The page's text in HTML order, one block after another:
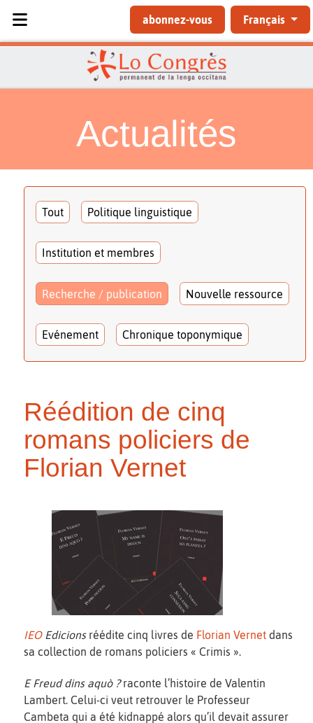
abonnez-vous Français
Actualités
Tout Politique linguistique
Institution et membres
Recherche / publication Nouvelle ressource
Evénement Chronique toponymique
Réédition de cinq
romans policiers de
Florian Vernet
IEOEdicionsréédite cinq livres de Florian Vernet dans
sa collection de romans policiers « Crimis ».
E Freud dins aquò ?raconte l’histoire de Valentin
Lambert. Celui-ci veut retrouver le Professeur
Cambeta qui a été kidnappé alors qu’il devait assurer